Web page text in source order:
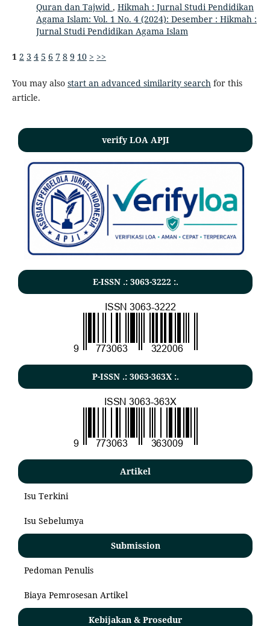
Quran dan Tajwid , Hikmah : Jurnal Studi Pendidikan
Agama Islam: Vol. 1 No. 4 (2024): Desember : Hikmah :
Jurnal Studi Pendidikan Agama Islam
1 2 3 4 5 6 7 8 9 10 > >>
You may also start an advanced similarity search for this
article.
verify LOA APJI
E-ISSN .: 3063-3222 :.
P-ISSN .: 3063-363X :.
Artikel
Isu Terkini
Isu Sebelumya
Submission
Pedoman Penulis
Biaya Pemrosesan Artikel
Kebijakan & Prosedur